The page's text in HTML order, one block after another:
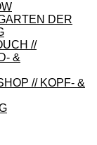
DER
//
&
// KOPF- &